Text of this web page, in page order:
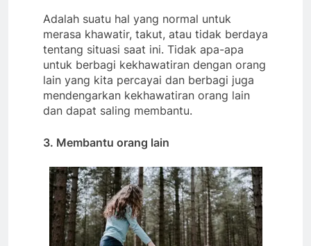
Adalah suatu hal yang normal untuk
merasa khawatir, takut, atau tidak berdaya
tentang situasi saat ini. Tidak apa-apa
untuk berbagi kekhawatiran dengan orang
lain yang kita percayai dan berbagi juga
mendengarkan kekhawatiran orang lain
dan dapat saling membantu.
3. Membantu orang lain